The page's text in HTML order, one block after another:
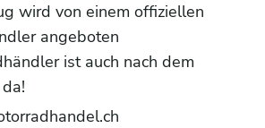
wird von einem offiziellen
angeboten
ist auch nach dem